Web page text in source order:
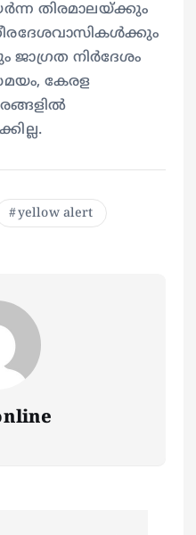
തിരമാലയ്ക്കും
ജാഗ്രത നിർദേശം
കേരള
yellow alert